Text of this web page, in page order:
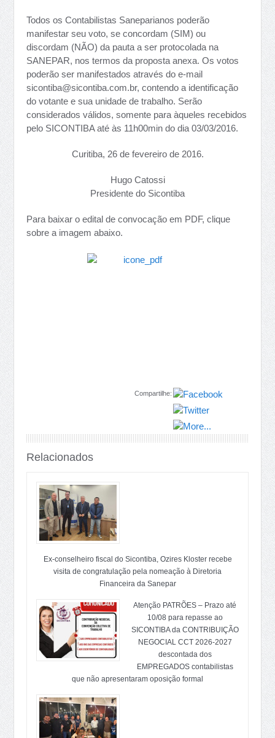
Todos os Contabilistas Saneparianos poderão
manifestar seu voto, se concordam (SIM) ou
discordam (NÃO) da pauta a ser protocolada na
SANEPAR, nos termos da proposta anexa. Os votos
poderão ser manifestados através do e-mail
sicontiba@sicontiba.com.br, contendo a identificação
do votante e sua unidade de trabalho. Serão
considerados válidos, somente para àqueles recebidos
pelo SICONTIBA até às 11h00min do dia 03/03/2016.
Curitiba, 26 de fevereiro de 2016.
Hugo Catossi
Presidente do Sicontiba
Para baixar o edital de convocação em PDF, clique
sobre a imagem abaixo.
Compartilhe:
Relacionados
Ex-conselheiro fiscal do Sicontiba, Ozires Kloster recebe
visita de congratulação pela nomeação à Diretoria
Financeira da Sanepar
Atenção PATRÕES – Prazo até
10/08 para repasse ao
SICONTIBA da CONTRIBUIÇÃO
NEGOCIAL CCT 2026-2027
descontada dos
EMPREGADOS contabilistas
que não apresentaram oposição formal